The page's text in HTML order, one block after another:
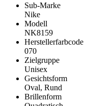
Sub-Marke
Nike
Modell
NK8159
Herstellerfarbcode
070
Zielgruppe
Unisex
Gesichtsform
Oval, Rund
Brillenform